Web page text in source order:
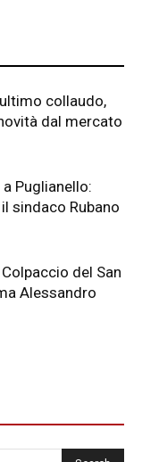
collaudo,
dal mercato
Puglianello:
sindaco Rubano
del San
Alessandro